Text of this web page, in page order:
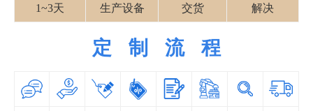
1~3天
生产设备
交货
解决
定 制 流 程